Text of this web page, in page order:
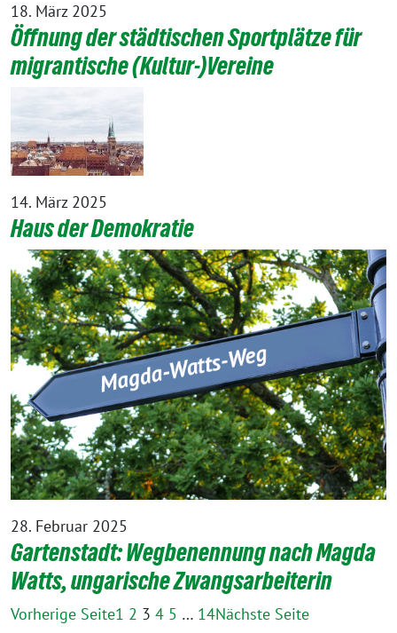
18. März 2025
Öffnung der städtischen Sportplätze für
migrantische (Kultur-)Vereine
14. März 2025
Haus der Demokratie
28. Februar 2025
Gartenstadt: Wegbenennung nach Magda
Watts, ungarische Zwangsarbeiterin
Vorherige Seite1 2 3 4 5 … 14Nächste Seite